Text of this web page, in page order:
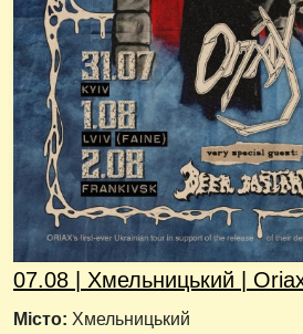
07.08 | Хмельницький |
Місто: Хмельницький